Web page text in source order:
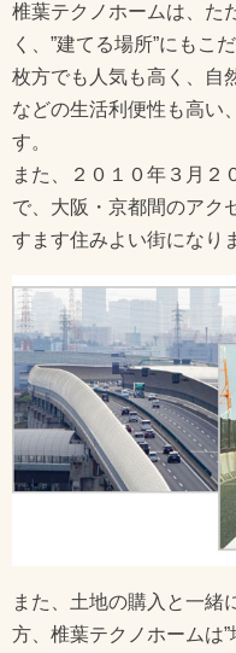
椎葉テクノホームは、た
く、”建てる場所”にもこ
枚方でも人気も高く、自
などの生活利便性も高い
す。
また、２０１０年３月２
で、大阪・京都間のアク
すます住みよい街になり
また、土地の購入と一緒
方、椎葉テクノホームは